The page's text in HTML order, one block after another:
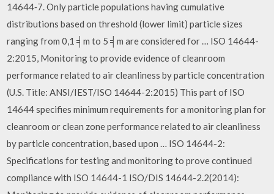
14644‑7. Only particle populations having cumulative
distributions based on threshold (lower limit) particle sizes
ranging from 0,1 ╡m to 5 ╡m are considered for … ISO 14644-
2:2015, Monitoring to provide evidence of cleanroom
performance related to air cleanliness by particle concentration
(U.S. Title: ANSI/IEST/ISO 14644-2:2015) This part of ISO
14644 specifies minimum requirements for a monitoring plan for
cleanroom or clean zone performance related to air cleanliness
by particle concentration, based upon … ISO 14644-2:
Specifications for testing and monitoring to prove continued
compliance with ISO 14644-1 ISO/DIS 14644-2.2(2014):